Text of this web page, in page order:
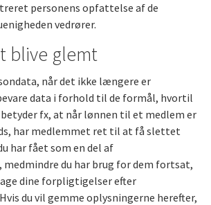
personens opfattelse af de
vedrører.
blive glemt
når det ikke længere er
data i forhold til de formål, hvortil
betyder fx, at når lønnen til et medlem er
har medlemmet ret til at få slettet
har fået som en del af
du har brug for dem fortsat,
dine forpligtigelser efter
du vil gemme oplysningerne herefter,